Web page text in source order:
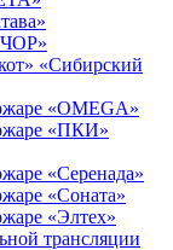
«Сибирский
«OMEGA»
«ПКИ»
«Серенада»
«Соната»
«Элтех»
трансляции